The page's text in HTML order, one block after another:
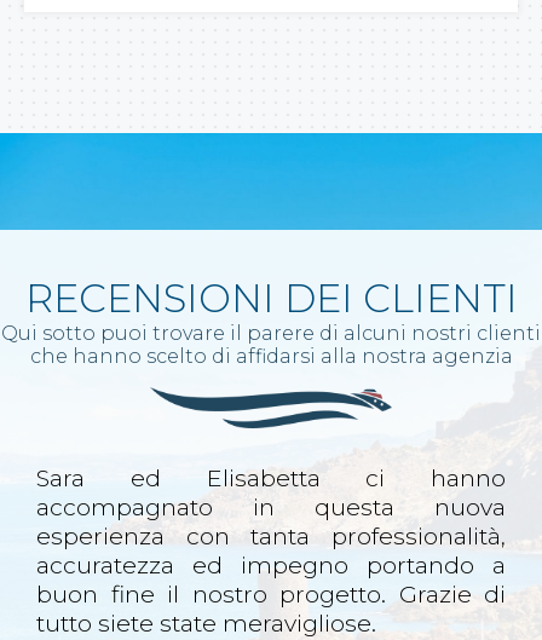
RECENSIONI DEI CLIENTI
Qui sotto puoi trovare il parere di alcuni nostri clienti
che hanno scelto di affidarsi alla nostra agenzia
Sara ed Elisabetta ci hanno
accompagnato in questa nuova
esperienza con tanta professionalità,
accuratezza ed impegno portando a
buon fine il nostro progetto. Grazie di
tutto siete state meravigliose.